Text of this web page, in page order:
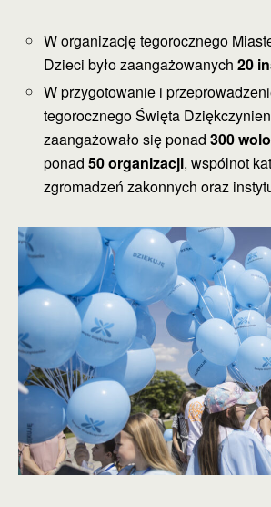
W organizację tegorocznego
Dzieci było zaangażowanych20
W przygotowanie i
tegorocznego Święta
zaangażowało się ponad300
ponad50 organizacji, wspólnot
zgromadzeń zakonnych oraz